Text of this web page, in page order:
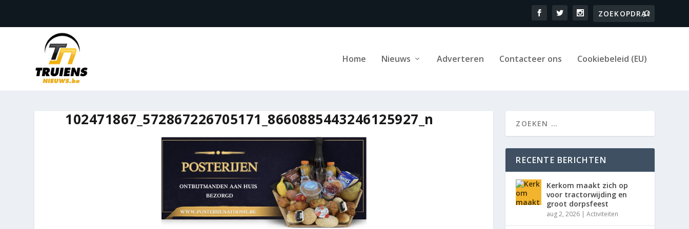
Home Nieuws Adverteren Contacteer ons Cookiebeleid (EU)
102471867_572867226705171_8660885443246125927_n
RECENTE BERICHTEN
Kerkom maakt zich op
voor tractorwijding en
groot dorpsfeest
aug 2, 2026 |Activiteiten